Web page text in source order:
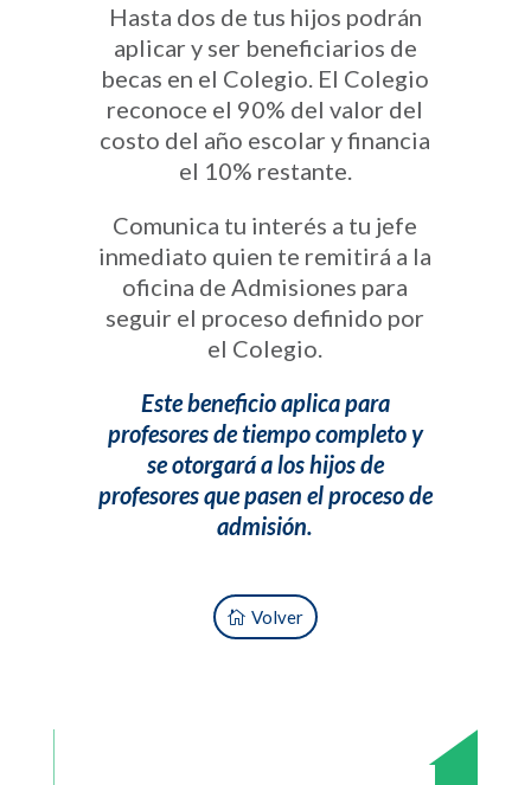
Hasta dos de tus hijos podrán
aplicar y ser beneficiarios de
becas en el Colegio. El Colegio
reconoce el 90% del valor del
costo del año escolar y financia
el 10% restante.
Comunica tu interés a tu jefe
inmediato quien te remitirá a la
oficina de Admisiones para
seguir el proceso definido por
el Colegio.
Este beneficio aplica para
profesores de tiempo completo y
se otorgará a los hijos de
profesores que pasen el proceso de
admisión.
Volver